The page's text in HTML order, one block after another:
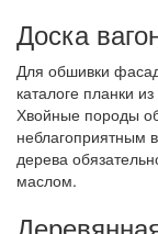
Доска
Для обшивки
каталоге планки
Хвойные породы
неблагоприятным
дерева
маслом.